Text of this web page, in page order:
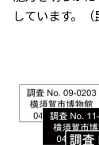
しています。（